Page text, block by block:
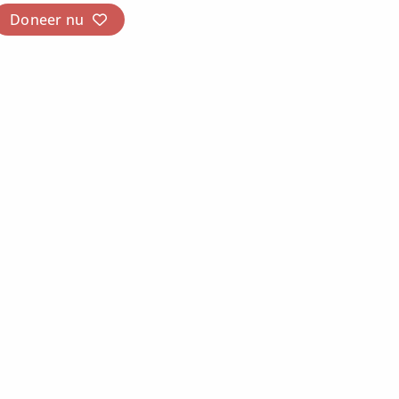
Doneer nu